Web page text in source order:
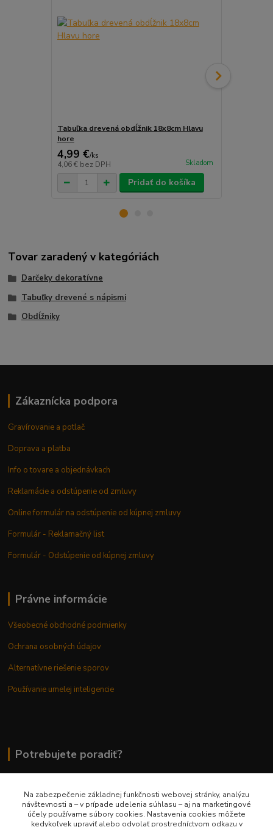
Tabuľka drevená obdĺžnik 18x8cm Hlavu
hore
4,99 €/ks
4,06 € bez DPH Skladom
Pridať do košíka
Tovar zaradený v kategóriách
Darčeky dekoratívne
Tabuľky drevené s nápismi
Obdĺžniky
Zákaznícka podpora
Gravírovanie a potlač
Doprava a platba
Info o tovare a objednávkach
Reklamácie a odstúpenie od zmluvy
Online formulár na odstúpenie od kúpnej zmluvy
Formulár - Reklamačný list
Formulár - Odstúpenie od kúpnej zmluvy
Právne informácie
Všeobecné obchodné podmienky
Ochrana osobných údajov
Alternatívne riešenie sporov
Používanie umelej inteligencie
Potrebujete poradiť?
0948 236 042
Na zabezpečenie základnej funkčnosti webovej stránky, analýzu
návštevnosti a – v prípade udelenia súhlasu – aj na marketingové
účely používame súbory cookies. Nastavenia cookies môžete
kedykoľvek upraviť alebo odvolať prostredníctvom odkazu v